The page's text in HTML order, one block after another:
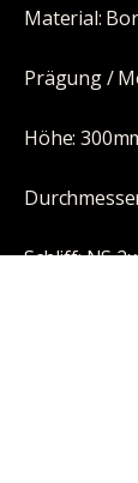
Material:
Prägung /
Höhe:
Schliff: NS